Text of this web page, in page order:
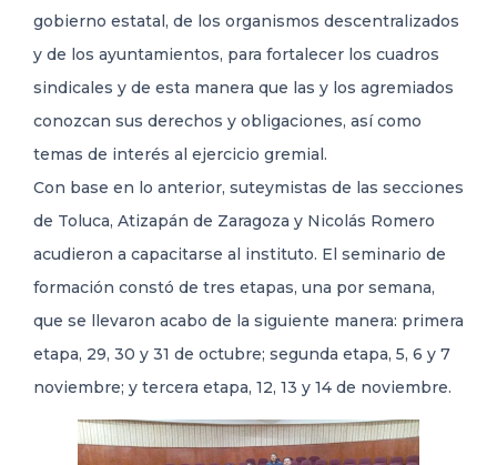
gobierno estatal, de los organismos descentralizados
y de los ayuntamientos, para fortalecer los cuadros
sindicales y de esta manera que las y los agremiados
conozcan sus derechos y obligaciones, así como
temas de interés al ejercicio gremial.
Con base en lo anterior, suteymistas de las secciones
de Toluca, Atizapán de Zaragoza y Nicolás Romero
acudieron a capacitarse al instituto. El seminario de
formación constó de tres etapas, una por semana,
que se llevaron acabo de la siguiente manera: primera
etapa, 29, 30 y 31 de octubre; segunda etapa, 5, 6 y 7
noviembre; y tercera etapa, 12, 13 y 14 de noviembre.